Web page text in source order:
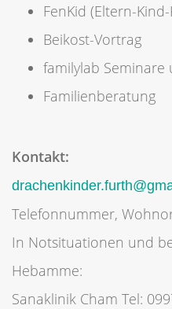
FenKid (Eltern-
Beikost-Vortrag
familylab
Familienberatung
Kontakt:
Telefonnummer,
In Notsituationen und
Hebamme:
Sanaklinik Cham Tel: